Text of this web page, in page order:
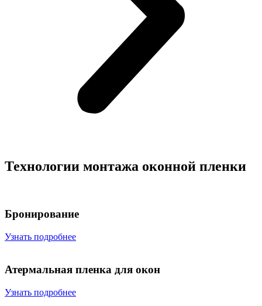
Технологии монтажа оконной пленки
Бронирование
Узнать подробнее
Атермальная пленка для окон
Узнать подробнее